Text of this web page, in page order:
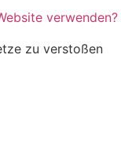
verwenden?
zu verstoßen